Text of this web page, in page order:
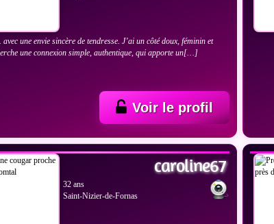
une envie sincère de tendresse. J’ai un côté doux, féminin et
une connexion simple, authentique, qui apporte un[…]
Voir le profil
caroline67
32 ans
Saint-Nizier-de-Fornas